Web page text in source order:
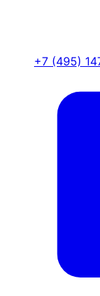
+7 (495)